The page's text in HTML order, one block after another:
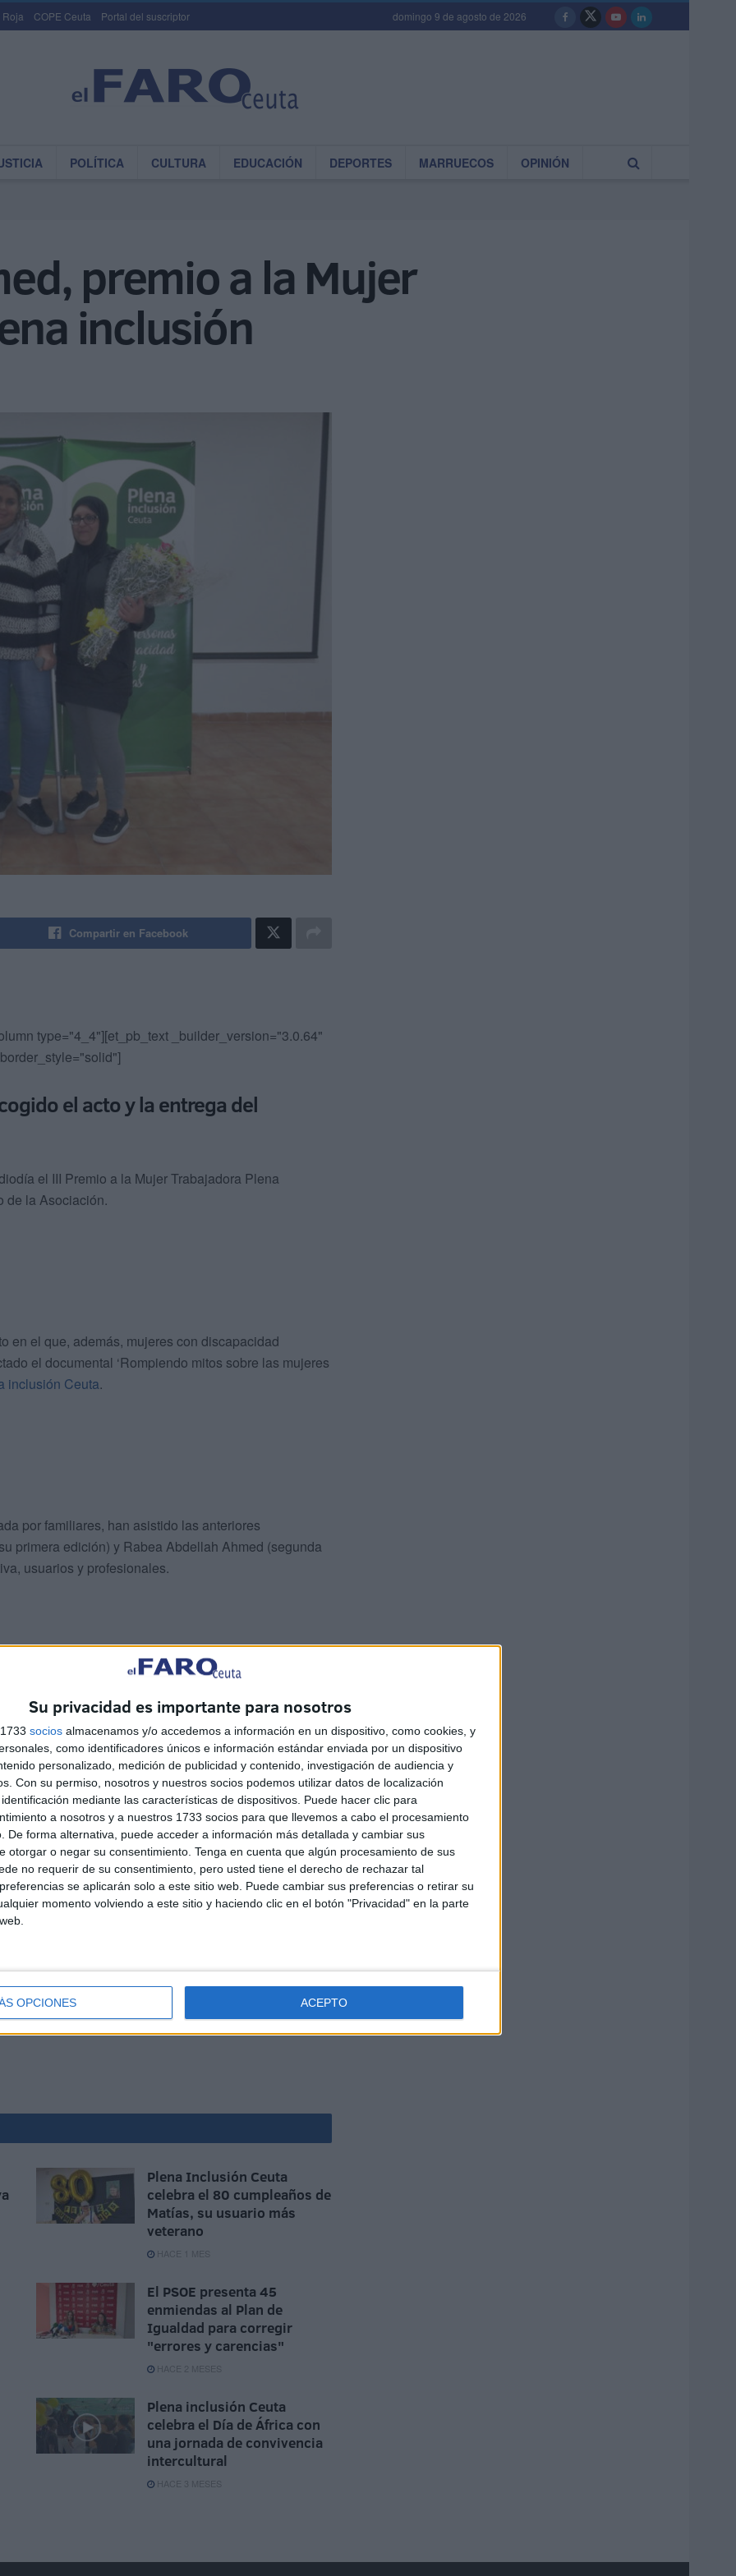
Su privacidad es importante para nosotros
socios almacenamos y/o accedemos a información en un dispositivo, como cookies, y
como identificadores únicos e información estándar enviada por un dispositivo
personalizado, medición de publicidad y contenido, investigación de audiencia y
Con su permiso, nosotros y nuestros socios podemos utilizar datos de localización
mediante las características de dispositivos. Puede hacer clic para
a nosotros y a nuestros 1733 socios para que llevemos a cabo el procesamiento
De forma alternativa, puede acceder a información más detallada y cambiar sus
otorgar o negar su consentimiento. Tenga en cuenta que algún procesamiento de sus
no requerir de su consentimiento, pero usted tiene el derecho de rechazar tal
se aplicarán solo a este sitio web. Puede cambiar sus preferencias o retirar su
momento volviendo a este sitio y haciendo clic en el botón "Privacidad" en la parte
OPCIONES ACEPTO
Roja COPE Ceuta Portal del suscriptor domingo 9 de agosto de 2026
POLÍTICA CULTURA EDUCACIÓN DEPORTES MARRUECOS OPINIÓN
premio a la Mujer
inclusión
Compartir en Facebook
type="4_4"][et_pb_text _builder_version="3.0.64"
el acto y la entrega del
el III Premio a la Mujer Trabajadora Plena
de la Asociación.
en el que, además, mujeres con discapacidad
el documental ‘Rompiendo mitos sobre las mujeres
inclusión Ceuta.
por familiares, han asistido las anteriores
primera edición) y Rabea Abdellah Ahmed (segunda
usuarios y profesionales.
intelectual
ofrece apoyo a mujeres con discapacidad intelectual
de sus derechos y estar capacitadas para
posts_number="10" show_title_and_caption="off"
border_style="solid" auto="off" /]
Plena Inclusión Ceuta
celebra el 80 cumpleaños de
Matías, su usuario más
veterano
HACE 1 MES
El PSOE presenta 45
enmiendas al Plan de
Igualdad para corregir
"errores y carencias"
HACE 2 MESES
Plena inclusión Ceuta
celebra el Día de África con
una jornada de convivencia
intercultural
HACE 3 MESES